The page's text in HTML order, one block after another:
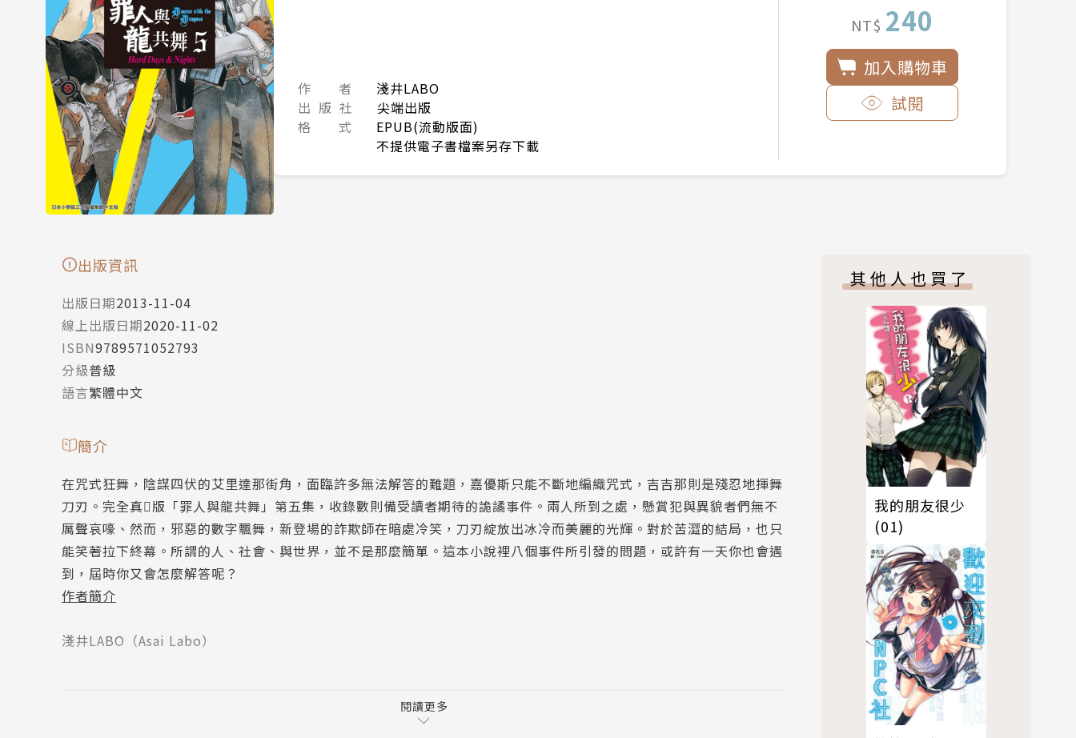
作 者
淺井LABO
出 版 社
尖端出版
格 式
EPUB(流動版面)
不提供電子書檔案另存下載
NT$ 240
加入購物車
試閱
出版資訊
出版日期2013-11-04
線上出版日期2020-11-02
ISBN9789571052793
分級普級
語言繁體中文
簡介
在咒式狂舞，陰謀四伏的艾里達那街角，面臨許多無法解答的難題，嘉優斯只能不斷地編織咒式，吉吉那則是殘忍地揮舞
刀刃。完全真版「罪人與龍共舞」第五集，收錄數則備受讀者期待的詭譎事件。兩人所到之處，懸賞犯與異貌者們無不
厲聲哀嚎、然而，邪惡的數字飄舞，新登場的詐欺師在暗處冷笑，刀刃綻放出冰冷而美麗的光輝。對於苦澀的結局，也只
能笑著拉下終幕。所謂的人、社會、與世界，並不是那麼簡單。這本小說裡八個事件所引發的問題，或許有一天你也會遇
到，屆時你又會怎麼解答呢？
作者簡介
淺井LABO（Asai Labo）
無論機器損壞或是受傷出血，總之先用膠帶纏住，這樣很性感。
雖然不相信靈魂之說與超自然現象，卻對最信不過的自己充滿熱情。
閱讀更多
其他人也買了
我的朋友很少
(01)